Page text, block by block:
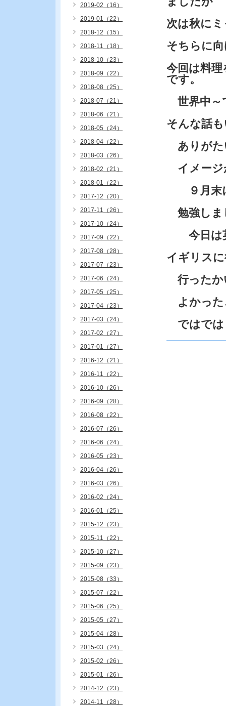
次は秋に
そちらに
今回は料
です。
世界中～
そんな話
ありがた
イメージ
９月末に
勉強しま
今日は英
イギリス
行ったか
よかった
ではでは
2019-02（16）
2019-01（22）
2018-12（15）
2018-11（18）
2018-10（23）
2018-09（22）
2018-08（25）
2018-07（21）
2018-06（21）
2018-05（24）
2018-04（22）
2018-03（26）
2018-02（21）
2018-01（22）
2017-12（20）
2017-11（26）
2017-10（24）
2017-09（22）
2017-08（28）
2017-07（23）
2017-06（24）
2017-05（25）
2017-04（23）
2017-03（24）
2017-02（27）
2017-01（27）
2016-12（21）
2016-11（22）
2016-10（26）
2016-09（28）
2016-08（22）
2016-07（26）
2016-06（24）
2016-05（23）
2016-04（26）
2016-03（26）
2016-02（24）
2016-01（25）
2015-12（23）
2015-11（22）
2015-10（27）
2015-09（23）
2015-08（33）
2015-07（22）
2015-06（25）
2015-05（27）
2015-04（28）
2015-03（24）
2015-02（26）
2015-01（26）
2014-12（23）
2014-11（28）